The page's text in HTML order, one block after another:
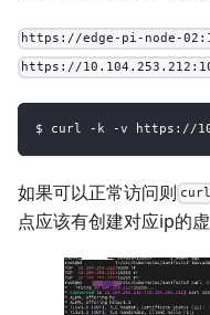
https://edge-pi-node-
https://
$ curl -k -v https://
如果可以正常访问则 curl
点应该有创建对应ip的